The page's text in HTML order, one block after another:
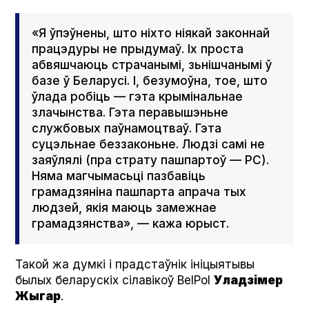
«Я ўпэўнены, што ніхто ніякай законнай
працэдуры не прыдумаў. Іх проста
абвяшчаюць страчанымі, зьнішчанымі ў
базе ў Беларусі. І, безумоўна, тое, што
ўлада робіць — гэта крымінальнае
злачынства. Гэта перавышэньне
службовых паўнамоцтваў. Гэта
суцэльнае беззаконьне. Людзі самі не
заяўлялі (пра страту пашпартоў — РС).
Няма магчымасьці пазбавіць
грамадзяніна пашпарта апрача тых
людзей, якія маюць замежнае
грамадзянства», — кажа юрыст.
Такой жа думкі і прадстаўнік ініцыятывы
былых беларускіх сілавікоў BelPolУладзімер
Жыгар.